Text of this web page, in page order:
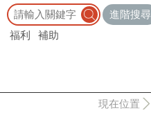
進階搜尋
福利
補助
現在位置